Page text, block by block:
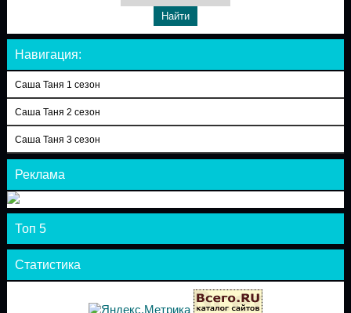
Навигация:
Саша Таня 1 сезон
Саша Таня 2 сезон
Саша Таня 3 сезон
Реклама
Топ 5
Статистика